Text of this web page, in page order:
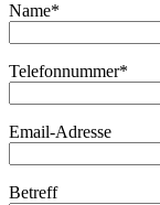
Name*
Telefonnummer*
Email-Adresse
Betreff